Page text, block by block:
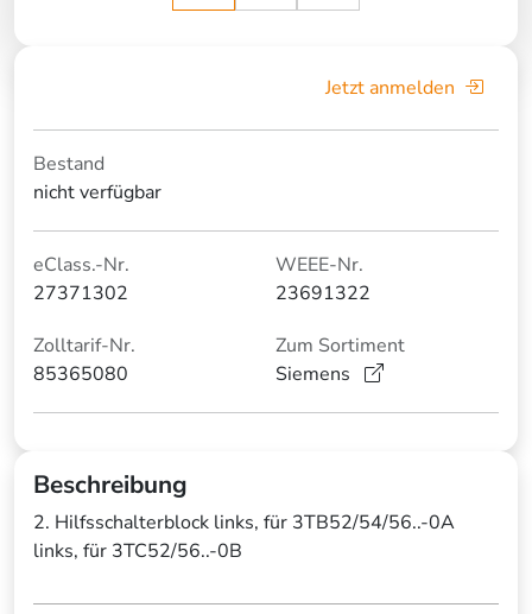
Jetzt anmelden
Bestand
nicht verfügbar
eClass.-Nr.
27371302
WEEE-Nr.
23691322
Zolltarif-Nr.
85365080
Zum Sortiment
Siemens
Beschreibung
2. Hilfsschalterblock links, für 3TB52/54/56..-0A
links, für 3TC52/56..-0B